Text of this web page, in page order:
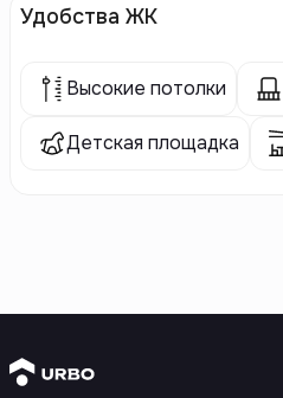
Удобства ЖК
Высокие потолки
Детская площадка